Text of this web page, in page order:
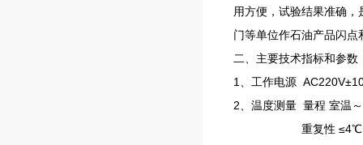
用方便，试验结果准确
门等单位作石油产品闪
二、主要技术指标和参数
1、工作电源
2、温度测量 量程 室温
重复性 ≤4℃